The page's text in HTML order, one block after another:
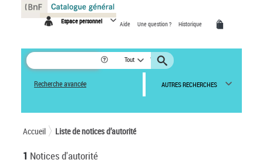
Espace personnel Aide Une question ? Historique
Tout
Recherche avancée AUTRES RECHERCHES
Accueil Liste de notices d’autorité
1 Notices d'autorité
Panneau de gestion des cookies